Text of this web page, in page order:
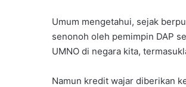
Umum mengetahui, sejak
senonoh oleh pemimpin DAP
UMNO di negara kita,
Namun kredit wajar diberikan